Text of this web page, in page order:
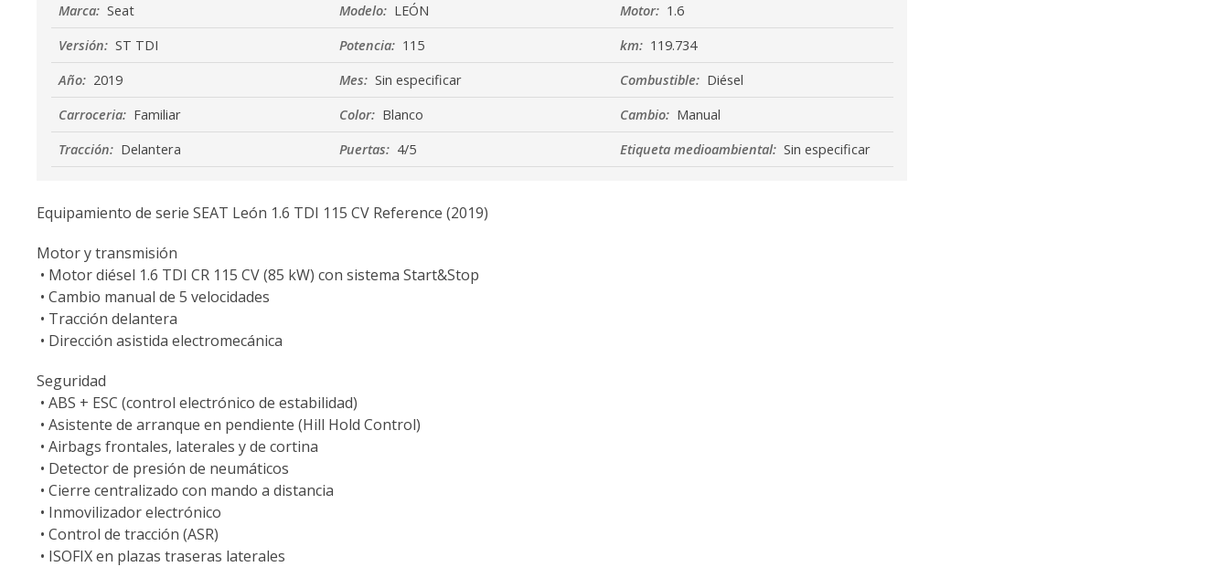
Marca: Seat Modelo: LEÓN Motor: 1.6
Versión: ST TDI Potencia: 115 km: 119.734
Año: 2019 Mes: Sin especificar Combustible: Diésel
Carroceria: Familiar Color: Blanco Cambio: Manual
Tracción: Delantera Puertas: 4/5 Etiqueta medioambiental: Sin especificar
Equipamiento de serie SEAT León 1.6 TDI 115 CV Reference (2019)
Motor y transmisión
• Motor diésel 1.6 TDI CR 115 CV (85 kW) con sistema Start&Stop
• Cambio manual de 5 velocidades
• Tracción delantera
• Dirección asistida electromecánica
Seguridad
• ABS + ESC (control electrónico de estabilidad)
• Asistente de arranque en pendiente (Hill Hold Control)
• Airbags frontales, laterales y de cortina
• Detector de presión de neumáticos
• Cierre centralizado con mando a distancia
• Inmovilizador electrónico
• Control de tracción (ASR)
• ISOFIX en plazas traseras laterales